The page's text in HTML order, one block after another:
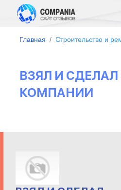
Главная Строительство и
ВЗЯЛ И
КОМПАНИИ